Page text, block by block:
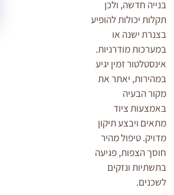
בנייה חדשה, ולכן
תקלות יכולות להופיע
בצנרת ישנה או
במערכות מודרניות.
אינסטלטור זמין יגיע
במהירות, יאתר את
מקור הבעיה
באמצעות ציוד
מתאים ויבצע תיקון
מדויק. טיפול מהיר
חוסך הצפות, פגיעה
בתשתיות ונזקים
לשכנים.